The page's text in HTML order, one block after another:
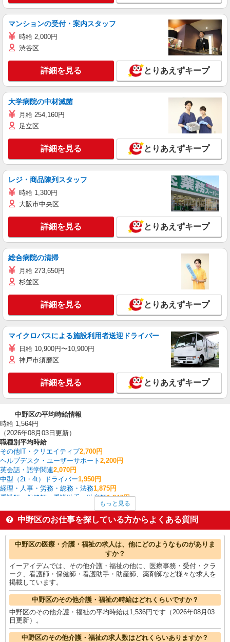
マンションの受付・案内スタッフ
時給 2,000円
渋谷区
詳細を見る とりあえずキープ
大学病院の中材滅菌
月給 254,160円
足立区
詳細を見る とりあえずキープ
レジ・商品陳列スタッフ
時給 1,300円
大阪市中央区
詳細を見る とりあえずキープ
総合病院の清掃
月給 273,650円
杉並区
詳細を見る とりあえずキープ
マイクロバスによる施設利用者送迎ドライバー
日給 10,900円〜10,900円
神戸市須磨区
詳細を見る とりあえずキープ
中野区の平均時給情報
時給 1,564円
（2026年08月03日更新）
職種別平均時給
その他IT・クリエイティブ2,700円
ヘルプデスク・ユーザーサポート 2,200円
英会話・語学関連2,070円
中型（2t・4t）ドライバー1,950円
経理・人事・労務・総務・法務1,875円
看護師・保健師・看護助手・助産師1,847円
1,800円
金融・貿易事務1,800円
受付・秘書 1,750円
データ入力・オペレーター1,750円
中野区の他の職種の平均時給を見る
もっと見る
中野区のお仕事を探している方からよくある質問
中野区の医療・介護・福祉の求人は、他にどのようなものがありま
すか？
イーアイデムでは、その他介護・福祉の他に、医療事務・受付・クラ
ーク、看護師・保健師・看護助手・助産師、薬剤師など様々な求人を
掲載しています。
中野区のその他介護・福祉の時給はどれくらいですか？
中野区のその他介護・福祉の平均時給は1,536円です（2026年08月03
日更新）。
中野区のその他介護・福祉の求人数はどれくらいありますか？